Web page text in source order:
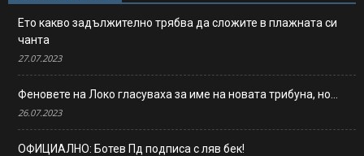
Ето какво задължително трябва да сложите в плажната си
чанта
27.07.2023
Феновете на Локо гласуваха за име на новата трибуна, но…
26.07.2023
ОФИЦИАЛНО: Ботев Пд подписа с ляв бек!